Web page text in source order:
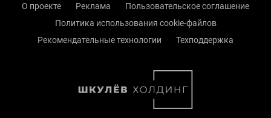
О проекте Реклама
Пользовательское соглашение
Политика использования cookie-файлов
Рекомендательные технологии
Техподдержка